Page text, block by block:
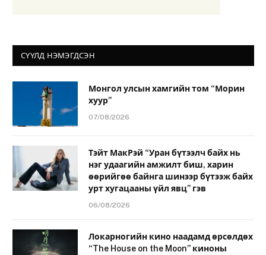
СҮҮЛД НЭМЭГДСЭН
Монгол улсын хамгийн том “Морин
хуур”
07/08/2026
Тэйт МакРэй “Уран бүтээлч байх нь
нэг удаагийн амжилт биш, харин
өөрийгөө байнга шинээр бүтээж байх
урт хугацааны үйл явц” гэв
06/08/2026
Локарногийн кино наадамд өрсөлдөх
“The House on the Moon” киноны